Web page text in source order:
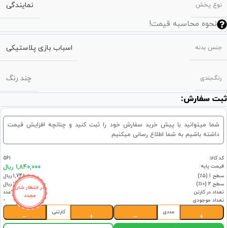
نوع پخش نمایندگی
نحوه محاسبه قیمت!
جنس بدنه اسباب بازی پلاستیکی
رنگ‌بندی چند رنگ
ثبت سفارش:
شما میتوانید با پیش خرید سفارش خود را ثبت کنید و چنانچه افزایش قیمت
داشته باشیم به شما اطلاع رسانی میکنیم
در انتظار شارژ
مجدد
کد کالا:
561
قیمت پایه:
1,840,000 ریال
سطح 1 (۵٪)
1,748,000 ریال
سطح 2 (۱۰٪)
1,656,000 ریال
تعداد در کارتن
30عدد
تعداد موجودی
-
+
عددی
−
+
کارتنی
−